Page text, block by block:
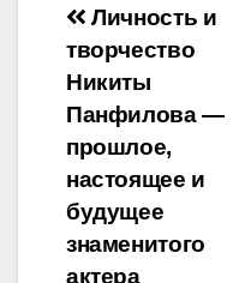
Навигация
по
записям
Личность и
творчество
Никиты
Панфилова —
прошлое,
настоящее и
будущее
знаменитого
актера